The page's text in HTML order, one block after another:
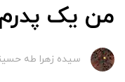
من یک پدرم
سیده زهرا طه